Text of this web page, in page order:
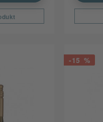
-15 %